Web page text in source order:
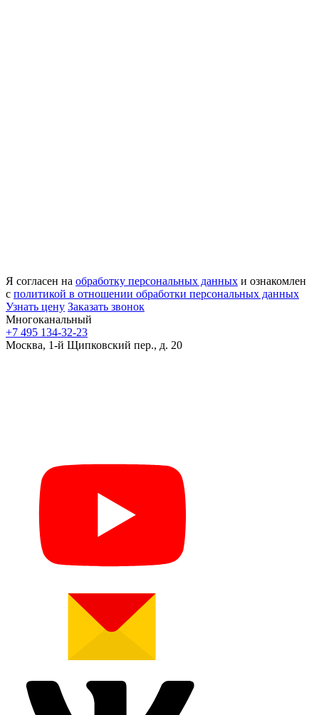
Я согласен на обработку персональных данных и ознакомлен
с политикой в отношении обработки персональных данных
Узнать цену Заказать звонок
Многоканальный
+7 495 134-32-23
Москва, 1-й Щипковский пер., д. 20